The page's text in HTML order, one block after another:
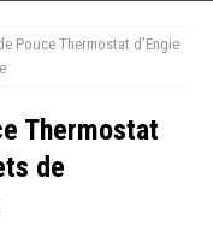
Pouce Thermostat d’Engie
Thermostat
de